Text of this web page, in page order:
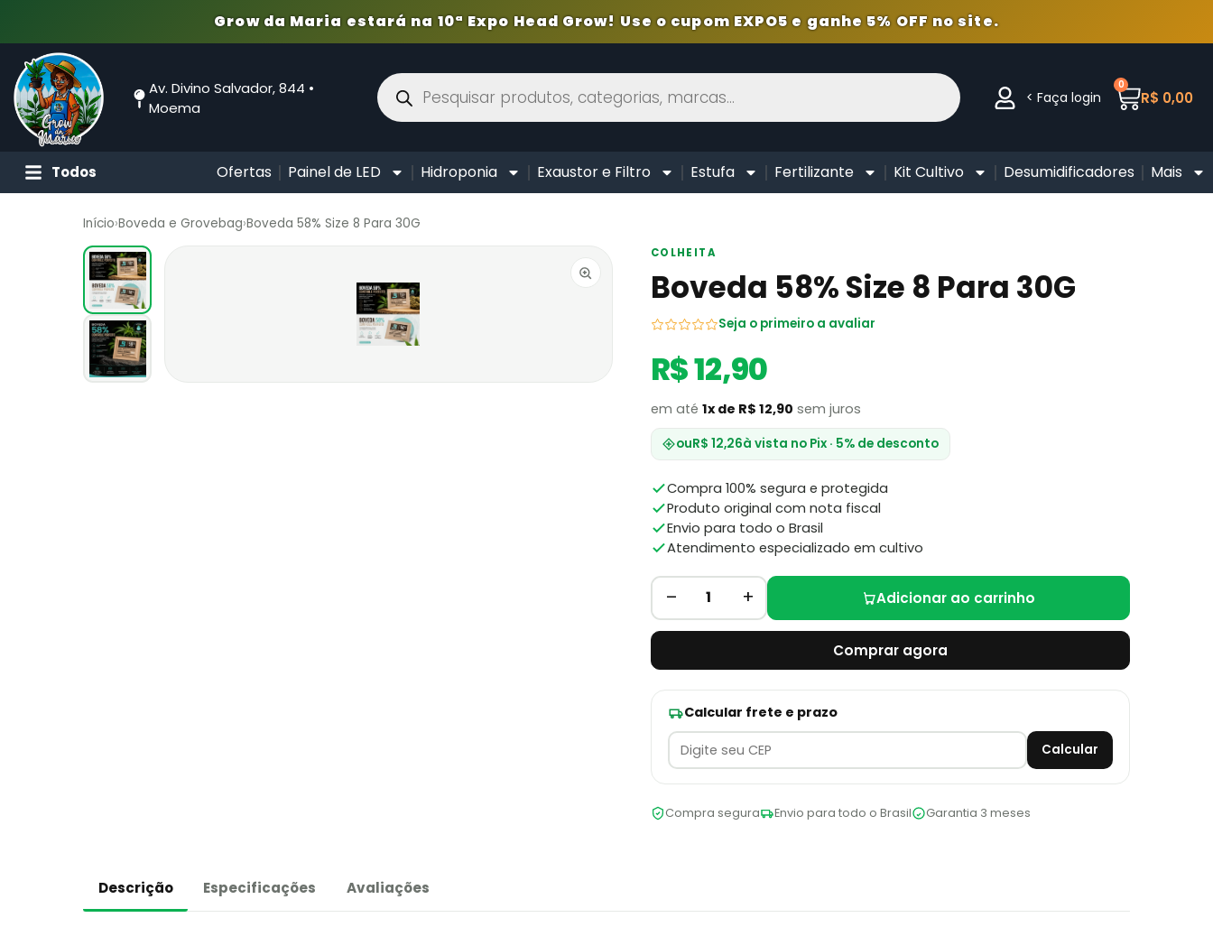
Grow da Maria estará na 10ª Expo Head Grow! Use o cupom EXPO5 e ganhe 5% OFF no site.
Av. Divino Salvador, 844 •
Moema
< Faça login R$ 0,00
0
Todos Ofertas Painel de LED Hidroponia Exaustor e Filtro Estufa Fertilizante Kit Cultivo Desumidificadores Mais
Início›Boveda e Grovebag›Boveda 58% Size 8 Para 30G
COLHEITA
Boveda 58% Size 8 Para 30G
Seja o primeiro a avaliar
R$ 12,90
em até 1x de R$ 12,90 sem juros
ouR$ 12,26à vista no Pix · 5% de desconto
Compra 100% segura e protegida
Produto original com nota fiscal
Envio para todo o Brasil
Atendimento especializado em cultivo
– 1 + Adicionar ao carrinho
Comprar agora
Calcular frete e prazo
Calcular
Compra segura Envio para todo o Brasil Garantia 3 meses
Descrição Especificações Avaliações